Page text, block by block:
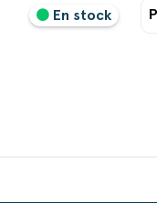
En stock